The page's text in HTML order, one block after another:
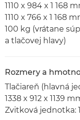
1110 x 984 x 1 168
1110 x 766 x 1 168
100 kg (vrátane
a tlačovej hlavy)
Rozmery a
Tlačiareň (hlavná
1338 x 912 x 1139
Zvitková jednotka: